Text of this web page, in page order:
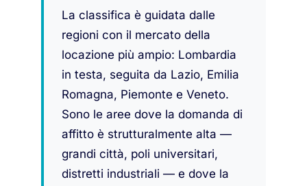
La classifica è guidata dalle
regioni con il mercato della
locazione più ampio: Lombardia
in testa, seguita da Lazio, Emilia
Romagna, Piemonte e Veneto.
Sono le aree dove la domanda di
affitto è strutturalmente alta —
grandi città, poli universitari,
distretti industriali — e dove la